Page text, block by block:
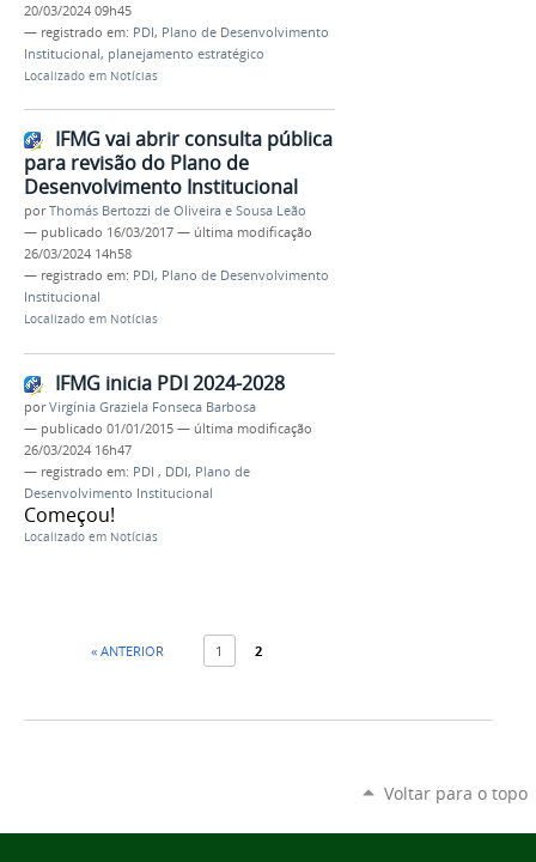
20/03/2024 09h45
— registrado em: PDI, Plano de Desenvolvimento
Institucional, planejamento estratégico
Localizado em Notícias
IFMG vai abrir consulta pública
para revisão do Plano de
Desenvolvimento Institucional
porThomás Bertozzi de Oliveira e Sousa Leão
— publicado 16/03/2017 — última modificação
26/03/2024 14h58
— registrado em: PDI, Plano de Desenvolvimento
Institucional
Localizado em Notícias
IFMG inicia PDI 2024-2028
porVirgínia Graziela Fonseca Barbosa
— publicado 01/01/2015 — última modificação
26/03/2024 16h47
— registrado em: PDI , DDI, Plano de
Desenvolvimento Institucional
Começou!
Localizado em Notícias
« ANTERIOR 1 2
Voltar para o topo